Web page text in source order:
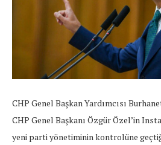
CHP Genel Başkan Yardımcısı
CHP Genel Başkanı Özgür Özel’in
yeni parti yönetiminin kontrolüne